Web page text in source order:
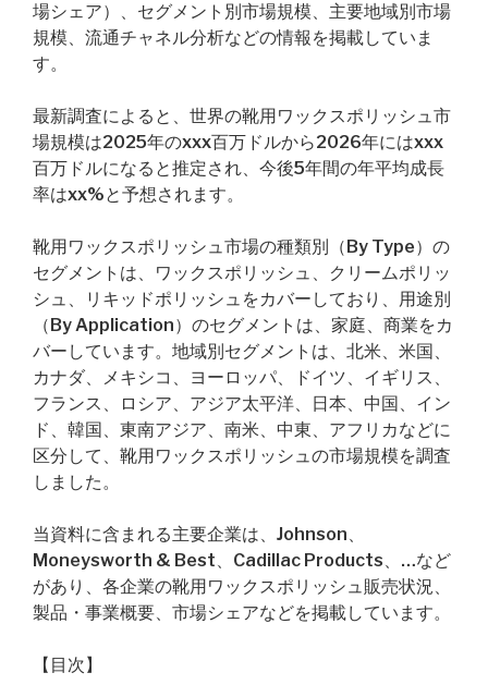
場シェア）、セグメント別市場規模、主要地域別市場
規模、流通チャネル分析などの情報を掲載していま
す。
最新調査によると、世界の靴用ワックスポリッシュ市
場規模は2025年のxxx百万ドルから2026年にはxxx
百万ドルになると推定され、今後5年間の年平均成長
率はxx%と予想されます。
靴用ワックスポリッシュ市場の種類別（By Type）の
セグメントは、ワックスポリッシュ、クリームポリッ
シュ、リキッドポリッシュをカバーしており、用途別
（By Application）のセグメントは、家庭、商業をカ
バーしています。地域別セグメントは、北米、米国、
カナダ、メキシコ、ヨーロッパ、ドイツ、イギリス、
フランス、ロシア、アジア太平洋、日本、中国、イン
ド、韓国、東南アジア、南米、中東、アフリカなどに
区分して、靴用ワックスポリッシュの市場規模を調査
しました。
当資料に含まれる主要企業は、Johnson、
Moneysworth & Best、Cadillac Products、…など
があり、各企業の靴用ワックスポリッシュ販売状況、
製品・事業概要、市場シェアなどを掲載しています。
【目次】